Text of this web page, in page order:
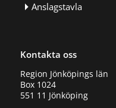
Anslagstavla
Kontakta oss
Region Jönköpings län
Box 1024
551 11 Jönköping